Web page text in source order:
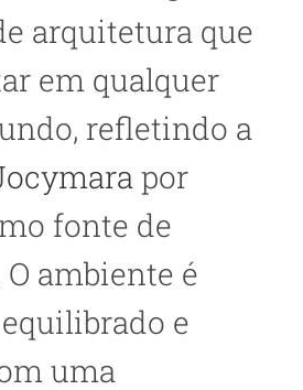
arquitetura que
em qualquer
refletindo a
por
fonte de
ambiente é
e
uma